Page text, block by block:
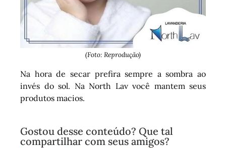
(Foto: Reprodução)
Na hora de secar prefira sempre a sombra ao
invés do sol. Na North Lav você mantem seus
produtos macios.
Gostou desse conteúdo? Que tal
compartilhar com seus amigos?